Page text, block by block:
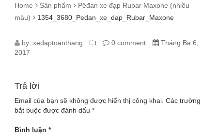
Home Sản phẩm
Pêđan xe đạp Rubar Maxone (nhiều
màu)
1354_3680_Pedan_xe_dap_Rubar_Maxone
by: xedaptoanthang 0 comment
Tháng Ba 6,
2017
Trả lời
Email của bạn sẽ không được hiển thị công khai. Các trường
bắt buộc được đánh dấu *
Bình luận *